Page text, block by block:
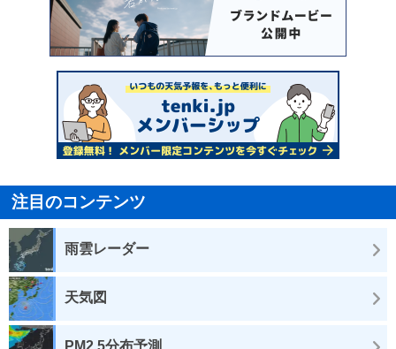
注目のコンテンツ
雨雲レーダー
天気図
PM2.5分布予測